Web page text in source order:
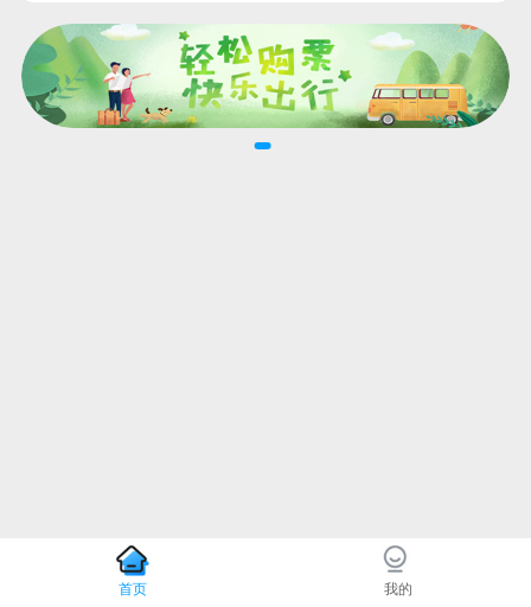
首页 我的